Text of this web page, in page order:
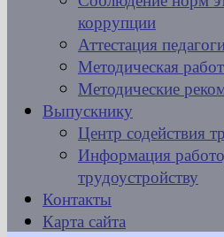
коррупции
Аттестация
Методическая
Методические
Выпускнику
Центр содействия
Информация
трудоустройству
Контакты
Карта сайта